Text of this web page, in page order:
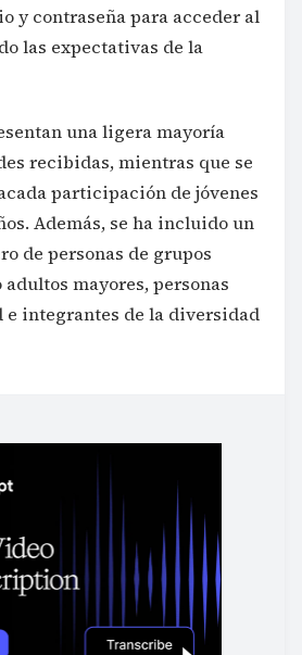
y contraseña para acceder al
las expectativas de la
una ligera mayoría
recibidas, mientras que se
participación de jóvenes
Además, se ha incluido un
de personas de grupos
mayores, personas
e integrantes de la diversidad